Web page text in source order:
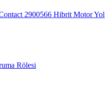
2900566 Hibrit Motor Yol
Rölesi